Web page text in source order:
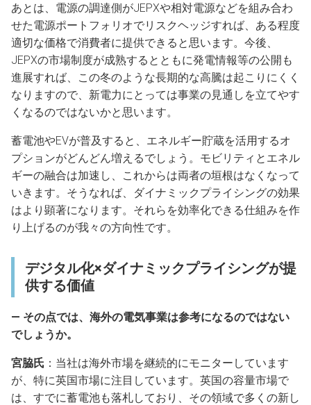
あとは、電源の調達側がJEPXや相対電源などを組み合わ
せた電源ポートフォリオでリスクヘッジすれば、ある程度
適切な価格で消費者に提供できると思います。今後、
JEPXの市場制度が成熟するとともに発電情報等の公開も
進展すれば、この冬のような長期的な高騰は起こりにくく
なりますので、新電力にとっては事業の見通しを立てやす
くなるのではないかと思います。
蓄電池やEVが普及すると、エネルギー貯蔵を活用するオ
プションがどんどん増えるでしょう。モビリティとエネル
ギーの融合は加速し、これからは両者の垣根はなくなって
いきます。そうなれば、ダイナミックプライシングの効果
はより顕著になります。それらを効率化できる仕組みを作
り上げるのが我々の方向性です。
デジタル化×ダイナミックプライシングが提
供する価値
― その点では、海外の電気事業は参考になるのではない
でしょうか。
宮脇氏 ：当社は海外市場を継続的にモニターしています
が、特に英国市場に注目しています。英国の容量市場で
は、すでに蓄電池も落札しており、その領域で多くの新し